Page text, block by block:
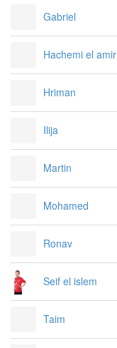
Gabriel
Hachemi el amir
Hriman
Ilija
Martin
Mohamed
Ronav
Seif el islem
Taim